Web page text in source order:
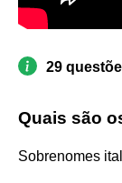
29
Quais são
Sobrenomes